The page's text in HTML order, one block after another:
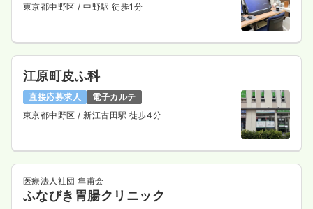
東京都中野区/ 中野駅 徒歩1分
江原町皮ふ科
直接応募求人
電子カルテ
東京都中野区/ 新江古田駅 徒歩4分
医療法人社団 隼甫会
ふなびき胃腸クリニック